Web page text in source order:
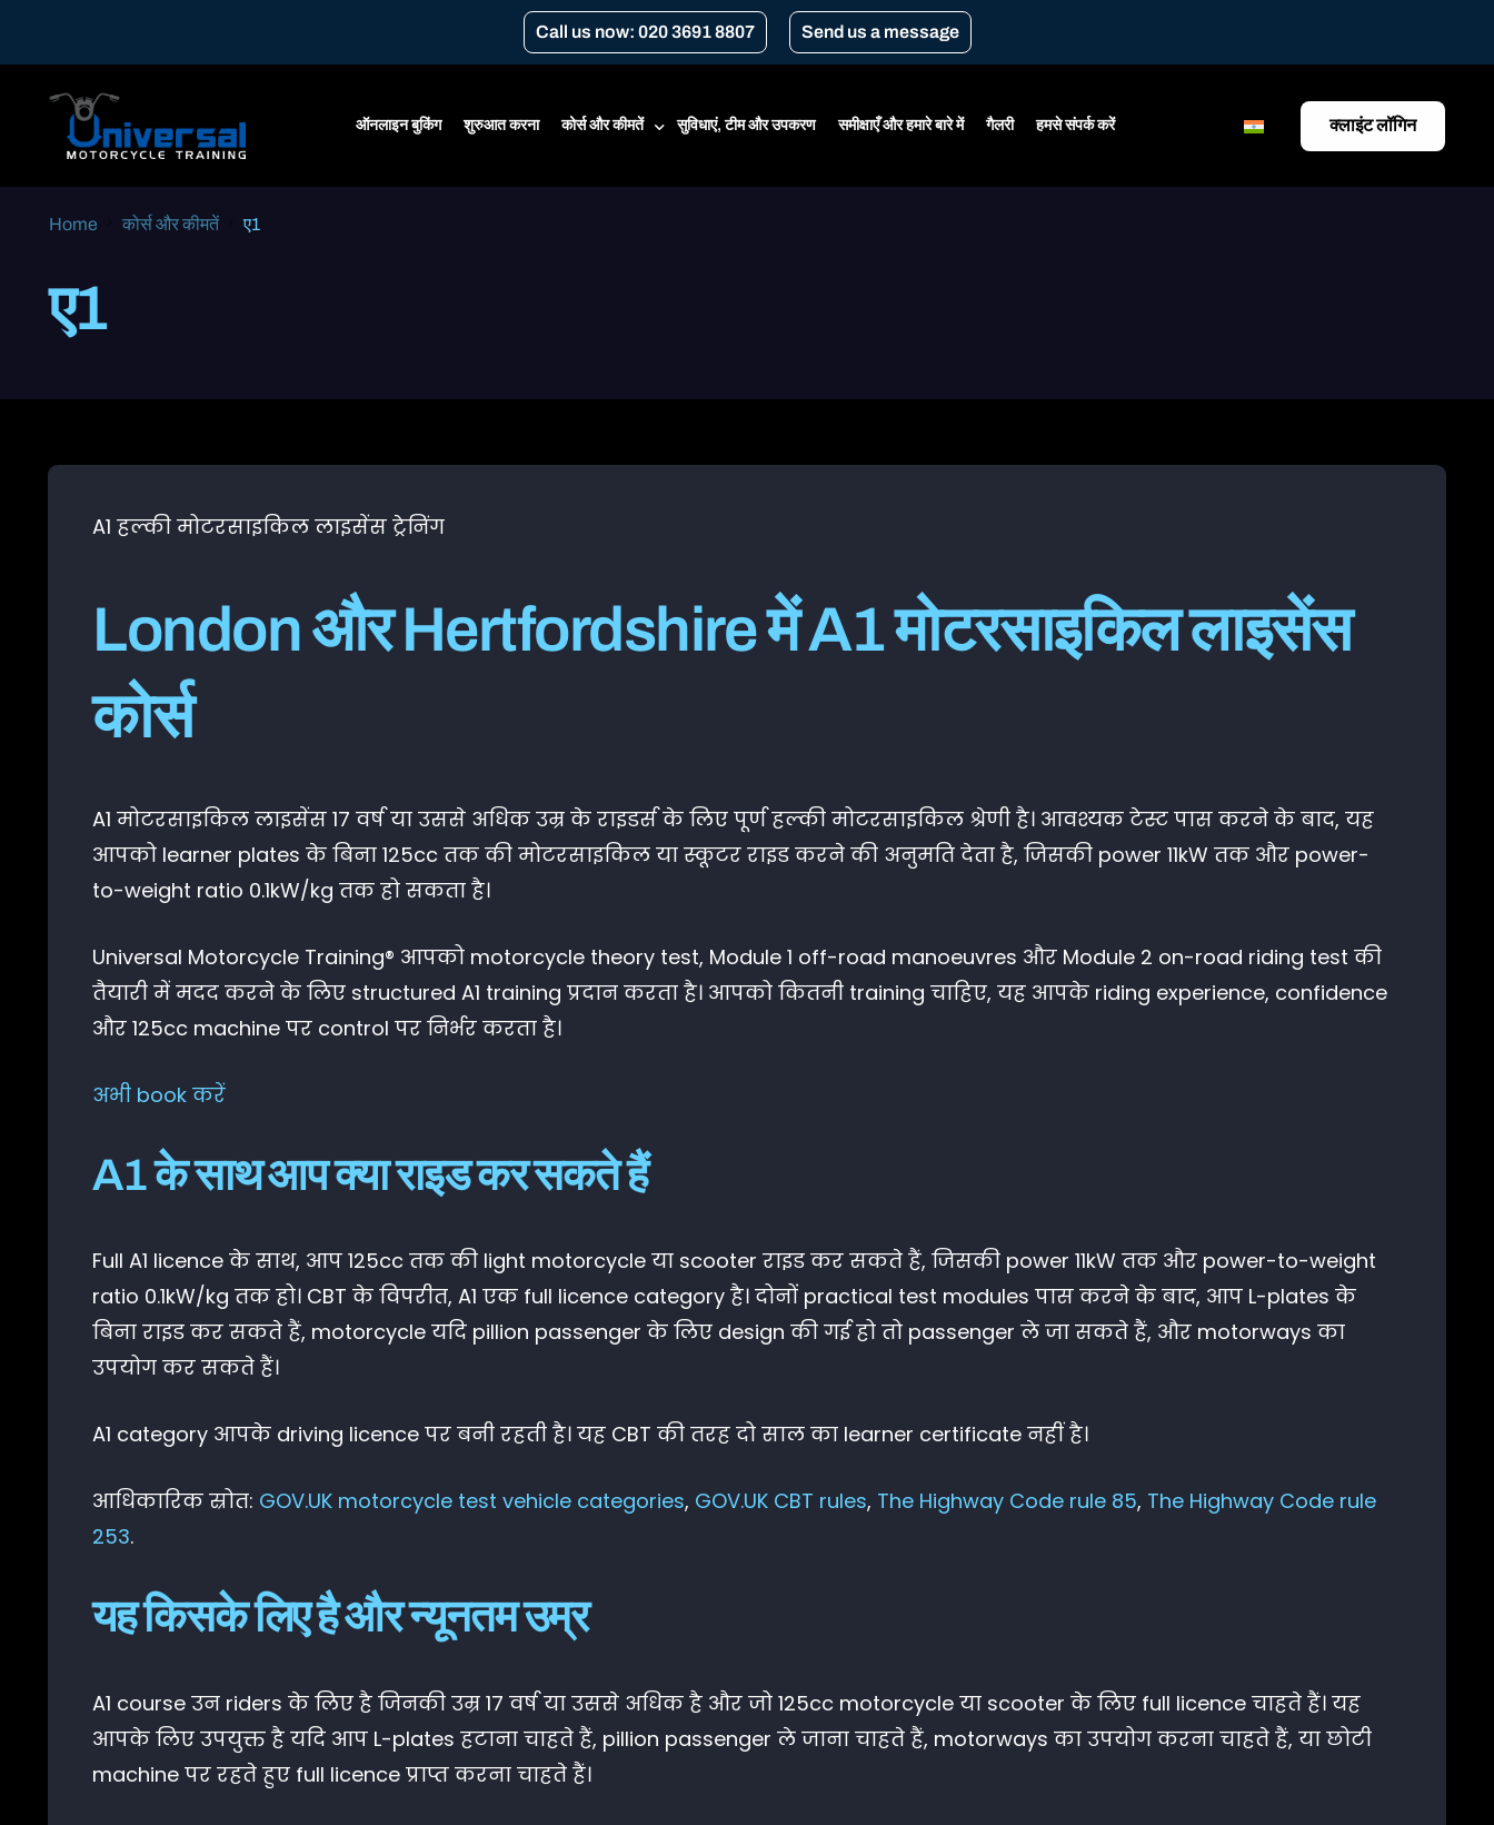
Call us now: 020 3691 8807 Send us a message
ऑनलाइन बुकिंग शुरुआत करना कोर्स और कीमतें
उन्नत राइडर योजना (ERS) DVSA
सुविधाएं, टीम और उपकरण समीक्षाएँ और हमारे बारे में गैलरी हमसे संपर्क करें क्लाइंट लॉगिन
Home कोर्स और कीमतें ए1
ए1
A1 हल्की मोटरसाइकिल लाइसेंस ट्रेनिंग
London और Hertfordshire में A1 मोटरसाइकिल लाइसेंस
कोर्स
A1 मोटरसाइकिल लाइसेंस 17 वर्ष या उससे अधिक उम्र के राइडर्स के लिए पूर्ण हल्की मोटरसाइकिल श्रेणी है। आवश्यक टेस्ट पास करने के बाद, यह
आपको learner plates के बिना 125cc तक की मोटरसाइकिल या स्कूटर राइड करने की अनुमति देता है, जिसकी power 11kW तक और power-
to-weight ratio 0.1kW/kg तक हो सकता है।
Universal Motorcycle Training® आपको motorcycle theory test, Module 1 off-road manoeuvres और Module 2 on-road riding test की
तैयारी में मदद करने के लिए structured A1 training प्रदान करता है। आपको कितनी training चाहिए, यह आपके riding experience, confidence
और 125cc machine पर control पर निर्भर करता है।
अभी book करें
A1 के साथ आप क्या राइड कर सकते हैं
Full A1 licence के साथ, आप 125cc तक की light motorcycle या scooter राइड कर सकते हैं, जिसकी power 11kW तक और power-to-weight
ratio 0.1kW/kg तक हो। CBT के विपरीत, A1 एक full licence category है। दोनों practical test modules पास करने के बाद, आप L-plates के
बिना राइड कर सकते हैं, motorcycle यदि pillion passenger के लिए design की गई हो तो passenger ले जा सकते हैं, और motorways का
उपयोग कर सकते हैं।
A1 category आपके driving licence पर बनी रहती है। यह CBT की तरह दो साल का learner certificate नहीं है।
आधिकारिक स्रोत: GOV.UK motorcycle test vehicle categories, GOV.UK CBT rules, The Highway Code rule 85, The Highway Code rule
253.
यह किसके लिए है और न्यूनतम उम्र
A1 course उन riders के लिए है जिनकी उम्र 17 वर्ष या उससे अधिक है और जो 125cc motorcycle या scooter के लिए full licence चाहते हैं। यह
आपके लिए उपयुक्त है यदि आप L-plates हटाना चाहते हैं, pillion passenger ले जाना चाहते हैं, motorways का उपयोग करना चाहते हैं, या छोटी
machine पर रहते हुए full licence प्राप्त करना चाहते हैं।